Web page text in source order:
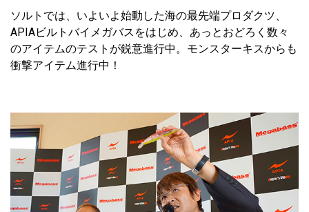
ソルトでは、いよいよ始動した海の最先端プロダクツ、
APIAビルトバイメガバスをはじめ、あっとおどろく数々
のアイテムのテストが鋭意進行中。モンスターキスからも
衝撃アイテム進行中！